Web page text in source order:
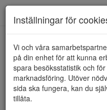
HEM RIEKER
Inställningar för
Vi och våra
på din enhet för att kunna
spara besöksstatistik och
marknadsföring. Utöver
sida ska fungera, kan du
tillåta.